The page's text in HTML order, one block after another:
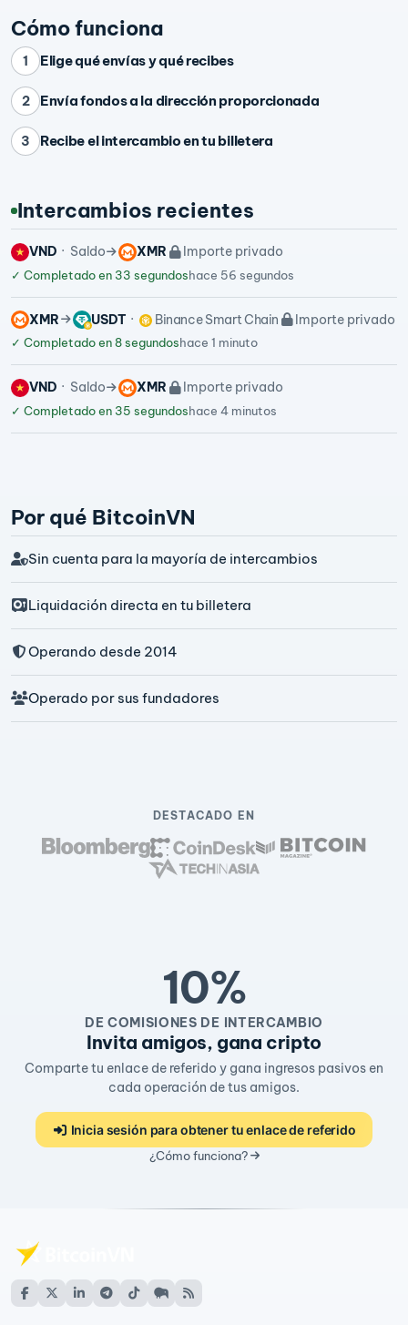
Cómo funciona
1 Elige qué envías y qué recibes
2 Envía fondos a la dirección proporcionada
3 Recibe el intercambio en tu billetera
Intercambios recientes
VND Saldo XMR Importe privado
✓ Completado en 33 segundoshace 56 segundos
XMR USDT Binance Smart Chain Importe privado
✓ Completado en 8 segundoshace 1 minuto
VND Saldo XMR Importe privado
✓ Completado en 35 segundoshace 4 minutos
Por qué BitcoinVN
Sin cuenta para la mayoría de intercambios
Liquidación directa en tu billetera
Operando desde 2014
Operado por sus fundadores
DESTACADO EN
10%
DE COMISIONES DE INTERCAMBIO
Invita amigos, gana cripto
Comparte tu enlace de referido y gana ingresos pasivos en
cada operación de tus amigos.
Inicia sesión para obtener tu enlace de referido
¿Cómo funciona?